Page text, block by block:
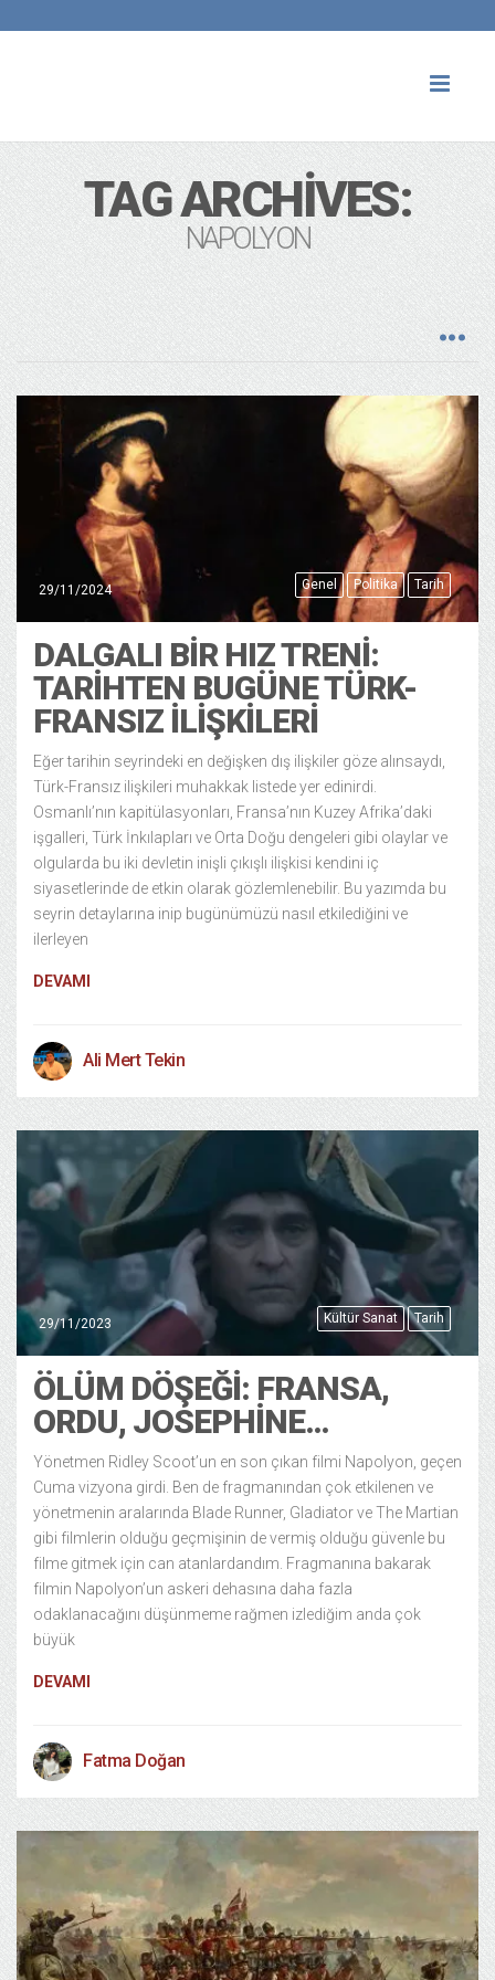
TAG ARCHIVES:
NAPOLYON
Genel Politika Tarih
29/11/2024
DALGALI BIR HIZ TRENI:
TARIHTEN BUGÜNE TÜRK-
FRANSIZ İLIŞKILERI
Eğer tarihin seyrindeki en değişken dış ilişkiler göze alınsaydı,
Türk-Fransız ilişkileri muhakkak listede yer edinirdi.
Osmanlı’nın kapitülasyonları, Fransa’nın Kuzey Afrika’daki
işgalleri, Türk İnkılapları ve Orta Doğu dengeleri gibi olaylar ve
olgularda bu iki devletin inişli çıkışlı ilişkisi kendini iç
siyasetlerinde de etkin olarak gözlemlenebilir. Bu yazımda bu
seyrin detaylarına inip bugünümüzü nasıl etkilediğini ve
ilerleyen
DEVAMI
Ali Mert Tekin
Kültür Sanat Tarih
29/11/2023
ÖLÜM DÖŞEĞI: FRANSA,
ORDU, JOSEPHINE…
Yönetmen Ridley Scoot’un en son çıkan filmi Napolyon, geçen
Cuma vizyona girdi. Ben de fragmanından çok etkilenen ve
yönetmenin aralarında Blade Runner, Gladiator ve The Martian
gibi filmlerin olduğu geçmişinin de vermiş olduğu güvenle bu
filme gitmek için can atanlardandım. Fragmanına bakarak
filmin Napolyon’un askeri dehasına daha fazla
odaklanacağını düşünmeme rağmen izlediğim anda çok
büyük
DEVAMI
Fatma Doğan